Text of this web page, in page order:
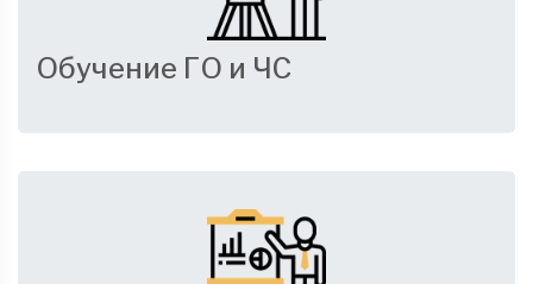
Обучение ГО и ЧС